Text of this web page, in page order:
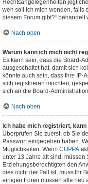
Rechtsangelegenheiten
wen soll ich mich wenden, falls
diesem Forum gibt?“ behandelt
Nach oben
Warum kann ich mich nicht
Es kann sein, dass die Board-
ausgeschaltet hat, damit sich
könnte auch sein, dass Ihre IP-
sich registrieren möchten,
sich an die Board-
Nach oben
Ich habe mich registriert,
Überprüfen Sie zuerst, ob Sie
Passwort eingegeben haben.
Möglichkeiten. Wenn COPPA
unter 13 Jahre alt sind, müssen
Erziehungsberechtigten den
dies nicht der Fall ist, muss Ihr
einigen Foren müssen alle neu